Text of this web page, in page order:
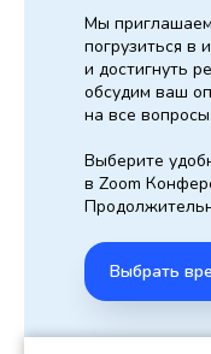
Мы приглашаем
погрузиться в
и достигнуть
обсудим ваш
на все вопросы.
Выберите
в Zoom
Выбрать